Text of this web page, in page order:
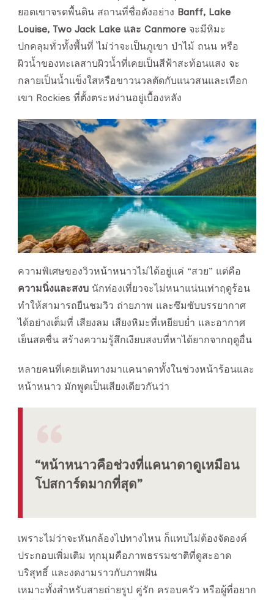
ยอดเขาจรดพื้นดิน สถานที่ชื่อดังอย่าง Banff, Lake
Louise, Two Jack Lake และ Canmore จะมีหิมะ
ปกคลุมทั่วทั้งพื้นที่ ไม่ว่าจะเป็นภูเขา ป่าไม้ ถนน หรือ
ผิวน้ำของทะเลสาบผิวน้ำที่เคยเป็นสีฟ้าสะท้อนแสง จะ
กลายเป็นน้ำแข็งใสหรือขาวนวลตัดกับแนวสนและเทือก
เขา Rockies ที่ตั้งตระหง่านอยู่เบื้องหลัง
ความพิเศษของวิวหน้าหนาวไม่ได้อยู่แค่ “สวย” แต่คือ
ความนิ่งและสงบ นักท่องเที่ยวจะไม่หนาแน่นเท่าฤดูร้อน
ทำให้สามารถยืนชมวิว ถ่ายภาพ และซึมซับบรรยากาศ
ได้อย่างเต็มที่ เสียงลม เสียงหิมะที่เหยียบย่ำ และอากาศ
เย็นสดชื่น สร้างความรู้สึกเงียบสงบที่หาได้ยากจากฤดูอื่น
หลายคนที่เคยเดินทางมาแคนาดาทั้งในช่วงหน้าร้อนและ
หน้าหนาว มักพูดเป็นเสียงเดียวกันว่า
“หน้าหนาวคือช่วงที่แคนาดาดูเหมือน
โปสการ์ดมากที่สุด”
เพราะไม่ว่าจะหันกล้องไปทางไหน ก็แทบไม่ต้องจัดองค์
ประกอบเพิ่มเติม ทุกมุมคือภาพธรรมชาติที่ดูสะอาด
บริสุทธิ์ และงดงามราวกับภาพฝัน
เหมาะทั้งสำหรับสายถ่ายรูป คู่รัก ครอบครัว หรือผู้ที่อยาก